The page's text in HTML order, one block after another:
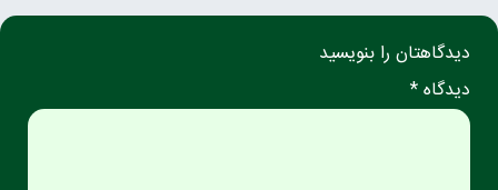
دیدگاهتان را بنویسید
دیدگاه *